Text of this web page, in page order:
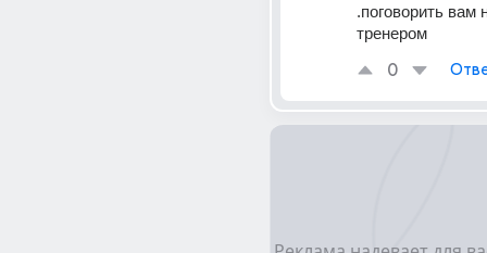
.поговорить вам
тренером
0